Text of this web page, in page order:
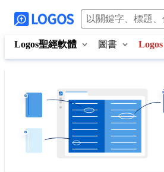
Logos聖經軟體 圖書